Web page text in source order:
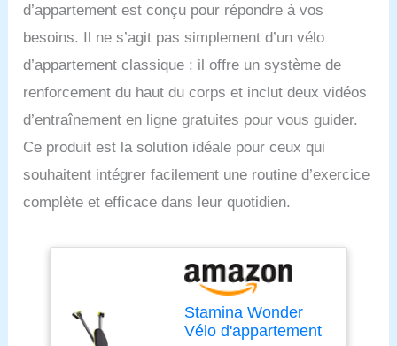
d’appartement est conçu pour répondre à vos
besoins. Il ne s’agit pas simplement d’un vélo
d’appartement classique : il offre un système de
renforcement du haut du corps et inclut deux vidéos
d’entraînement en ligne gratuites pour vous guider.
Ce produit est la solution idéale pour ceux qui
souhaitent intégrer facilement une routine d’exercice
complète et efficace dans leur quotidien.
Stamina Wonder
Vélo d'appartement